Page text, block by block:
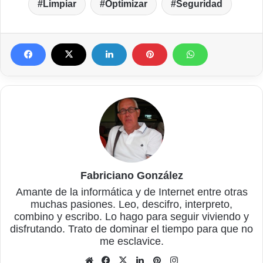
Limpiar Optimizar Seguridad
Fabriciano González
Amante de la informática y de Internet entre otras
muchas pasiones. Leo, descifro, interpreto,
combino y escribo. Lo hago para seguir viviendo y
disfrutando. Trato de dominar el tiempo para que no
me esclavice.
Sitio
Facebook
X LinkedInPinterest